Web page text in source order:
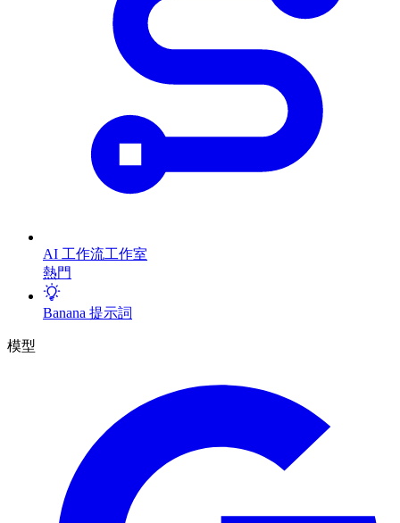
AI 工作流工作室
熱門
Banana 提示詞
模型